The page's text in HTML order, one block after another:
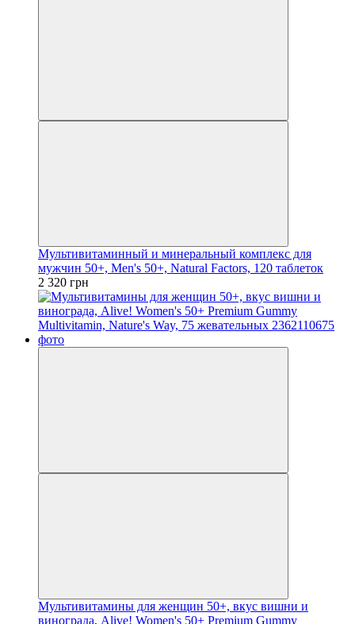
Мультивитаминный и минеральный комплекс для
мужчин 50+, Men's 50+, Natural Factors, 120 таблеток
2 320 грн
Мультивитамины для женщин 50+, вкус вишни и
винограда, Alive! Women's 50+ Premium Gummy